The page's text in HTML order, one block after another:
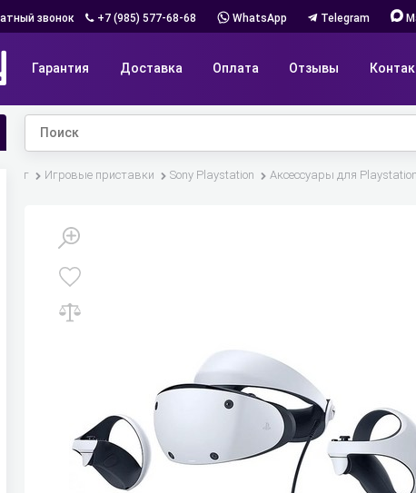
звонок +7 (985) 577-68-68 WhatsApp Telegram
Гарантия Доставка Оплата Отзывы
Игровые приставки Sony Playstation Аксессуары для Playstation